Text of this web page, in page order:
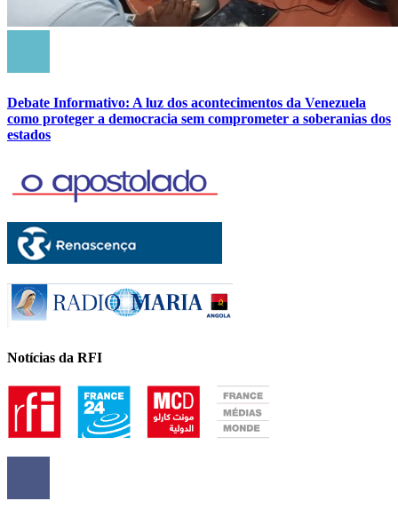
Debate Informativo: A luz dos acontecimentos da Venezuela
como proteger a democracia sem comprometer a soberanias dos
estados
Notícias da RFI